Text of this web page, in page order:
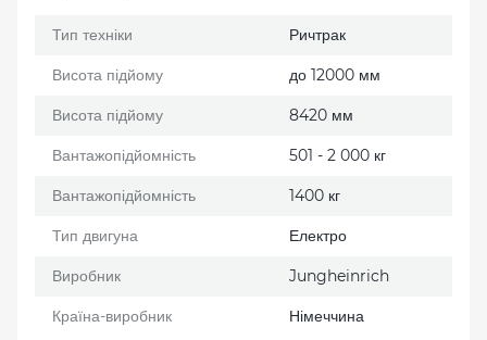
Тип техніки Ричтрак
Висота підйому до 12000 мм
Висота підйому 8420 мм
Вантажопідйомність 501 - 2 000 кг
Вантажопідйомність 1400 кг
Тип двигуна Електро
Виробник Jungheinrich
Країна-виробник Німеччина